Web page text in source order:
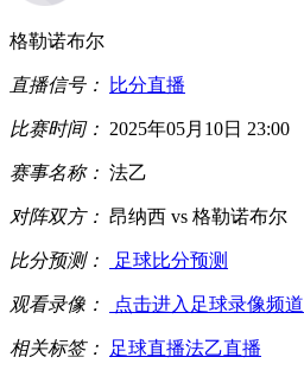
格勒诺布尔
直播信号： 比分直播
比赛时间： 2025年05月10日 23:00
赛事名称： 法乙
对阵双方： 昂纳西 vs 格勒诺布尔
比分预测： 足球比分预测
观看录像： 点击进入足球录像频道
相关标签： 足球直播法乙直播